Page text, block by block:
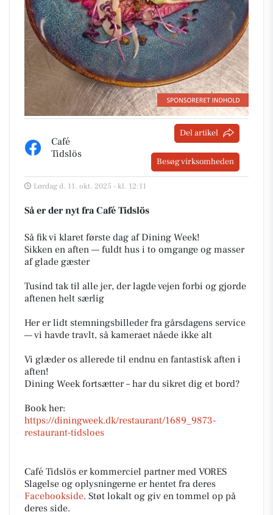
Café
Tidslös
Del artikel
Besøg virksomheden
Lørdag d. 11. okt. 2025 - kl. 12:11
Så er der nyt fra Café Tidslös
Så fik vi klaret første dag af Dining Week!
Sikken en aften — fuldt hus i to omgange og masser
af glade gæster
Tusind tak til alle jer, der lagde vejen forbi og gjorde
aftenen helt særlig
Her er lidt stemningsbilleder fra gårsdagens service
— vi havde travlt, så kameraet nåede ikke alt
Vi glæder os allerede til endnu en fantastisk aften i
aften!
Dining Week fortsætter – har du sikret dig et bord?
Book her:
https://diningweek.dk/restaurant/1689_9873-
restaurant-tidsloes
Café Tidslös er kommerciel partner med VORES
Slagelse og oplysningerne er hentet fra deres
Facebookside. Støt lokalt og giv en tommel op på
deres side.